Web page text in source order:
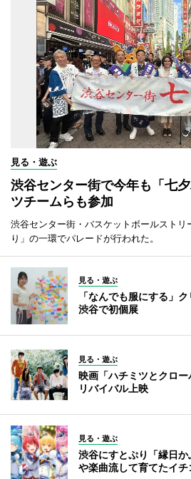
見る・遊ぶ
渋谷センター街で今年も「七
ツチームらも参加
渋谷センター街・バスケットボールストリ
り」の一環でパレードが行われた。
見る・遊ぶ
「なんでも服にする」
渋谷で初個展
見る・遊ぶ
映画「ハチミツとクロ
リバイバル上映
見る・遊ぶ
渋谷にすとぷり「縁日
や楽曲流して育てたイチ